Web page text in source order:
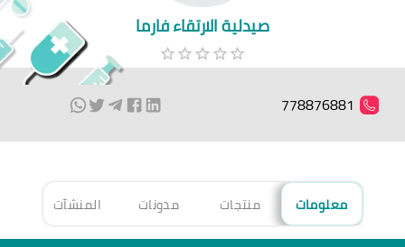
صيدلية الارتقاء فارما
778876881
معلومات منتجات مدونات المنشآت